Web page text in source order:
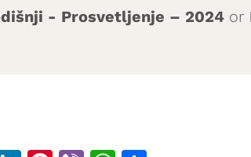
- Prosvetljenje – 2024 or